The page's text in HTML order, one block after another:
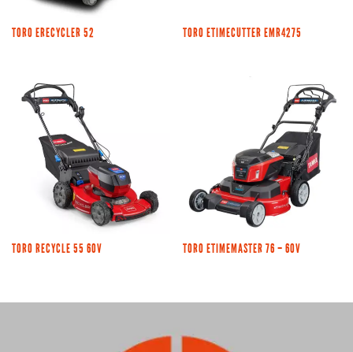
TORO ERECYCLER 52 TORO ETIMECUTTER EMR4275
TORO RECYCLE 55 60V TORO ETIMEMASTER 76 – 60V